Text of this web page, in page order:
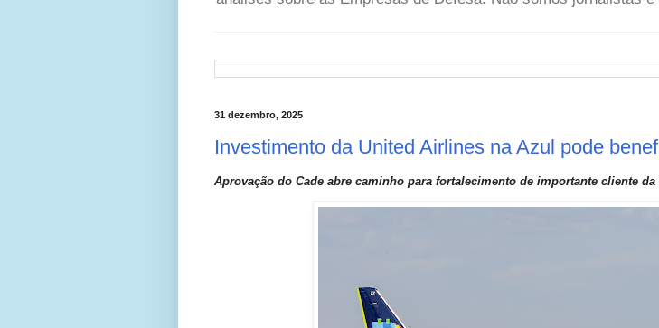
31 dezembro, 2025
Investimento da United Airlines na Azul pode
Aprovação do Cade abre caminho para fortalecimento de importante cliente